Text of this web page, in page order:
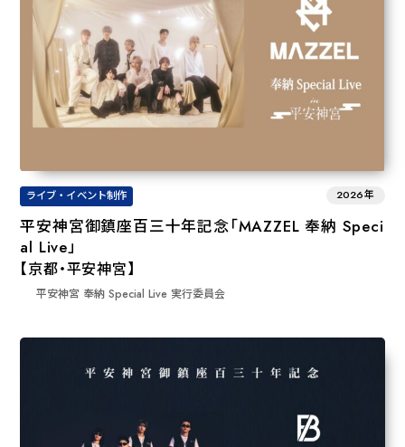
ライブ・イベント制作 2026年
平安神宮御鎮座百三十年記念「MAZZEL 奉納 Speci
al Live」
【京都・平安神宮】
平安神宮 奉納 Special Live 実行委員会